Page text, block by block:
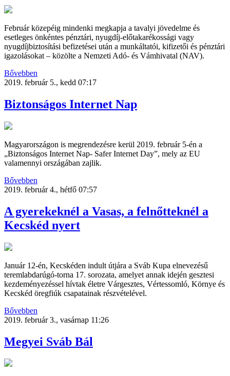
Február közepéig mindenki megkapja a tavalyi jövedelme és
esetleges önkéntes pénztári, nyugdíj-előtakarékossági vagy
nyugdíjbiztosítási befizetései után a munkáltatói, kifizetői és pénztári
igazolásokat – közölte a Nemzeti Adó- és Vámhivatal (NAV).
Bővebben
2019. február 5., kedd 07:17
Biztonságos Internet Nap
Magyarországon is megrendezésre kerül 2019. február 5-én a
„Biztonságos Internet Nap- Safer Internet Day”, mely az EU
valamennyi országában zajlik.
Bővebben
2019. február 4., hétfő 07:57
A gyerekeknél a Vasas, a felnőtteknél a
Kecskéd nyert
Január 12-én, Kecskéden indult útjára a Sváb Kupa elnevezésű
teremlabdarúgó-torna 17. sorozata, amelyet annak idején gesztesi
kezdeményezéssel hívtak életre Várgesztes, Vértessomló, Környe és
Kecskéd öregfiúk csapatainak részvételével.
Bővebben
2019. február 3., vasárnap 11:26
Megyei Sváb Bál